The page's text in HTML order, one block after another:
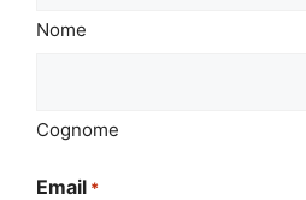
Nome
Cognome
Email *